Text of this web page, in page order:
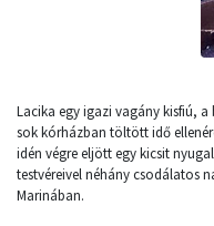
Lacika egy igazi vagány kisfiú,
sok kórházban töltött idő
idén végre eljött egy kicsit
testvéreivel néhány csodálatos
Marinában.